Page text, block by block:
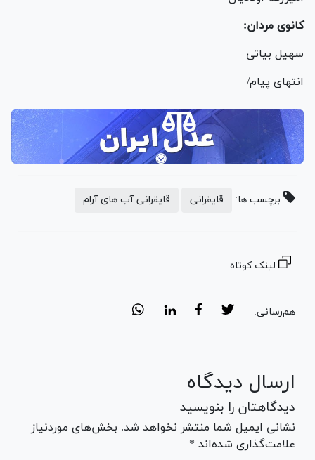
کانوی مردان:
سهیل بیاتی
انتهای پیام/
برچسب ها: قایقرانی قایقرانی آب های آرام
لینک کوتاه
هم‌رسانی:
ارسال دیدگاه
دیدگاهتان را بنویسید
نشانی ایمیل شما منتشر نخواهد شد. بخش‌های موردنیاز
علامت‌گذاری شده‌اند *